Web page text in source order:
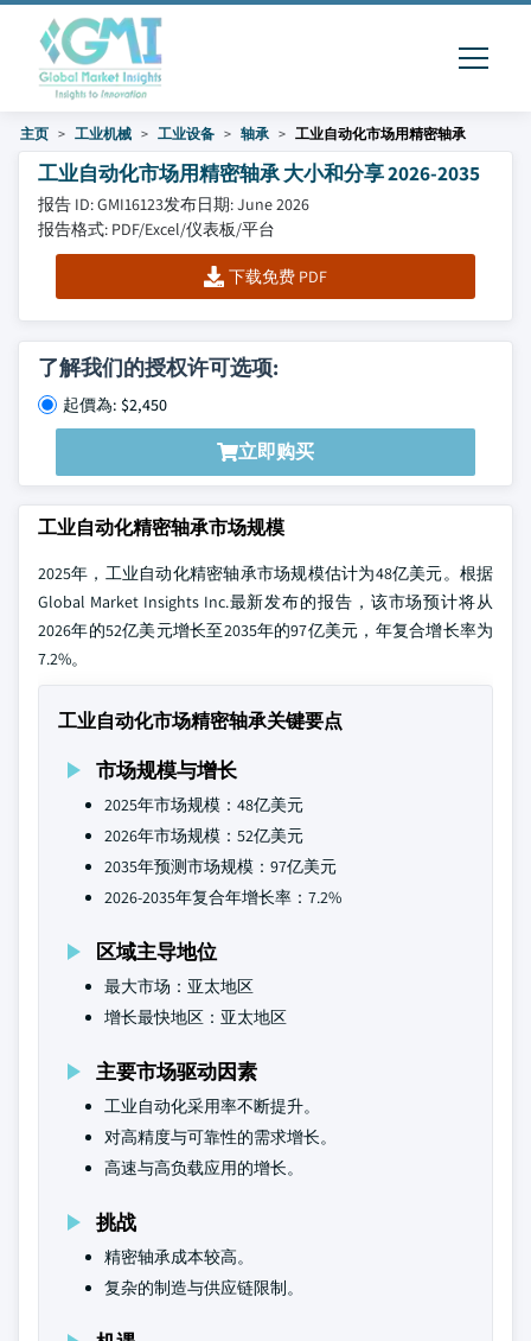
主页 工业机械 工业设备 轴承 工业自动化市场用精密轴承
工业自动化市场用精密轴承 大小和分享 2026-2035
报告 ID: GMI16123发布日期: June 2026
报告格式: PDF/Excel/仪表板/平台
下载免费 PDF
了解我们的授权许可选项:
起價為: $2,450
立即购买
工业自动化精密轴承市场规模
2025年，工业自动化精密轴承市场规模估计为48亿美元。根据
Global Market Insights Inc.最新发布的报告，该市场预计将从
2026年的52亿美元增长至2035年的97亿美元，年复合增长率为
7.2%。
工业自动化市场精密轴承关键要点
市场规模与增长
2025年市场规模：48亿美元
2026年市场规模：52亿美元
2035年预测市场规模：97亿美元
2026-2035年复合年增长率：7.2%
区域主导地位
最大市场：亚太地区
增长最快地区：亚太地区
主要市场驱动因素
工业自动化采用率不断提升。
对高精度与可靠性的需求增长。
高速与高负载应用的增长。
挑战
精密轴承成本较高。
复杂的制造与供应链限制。